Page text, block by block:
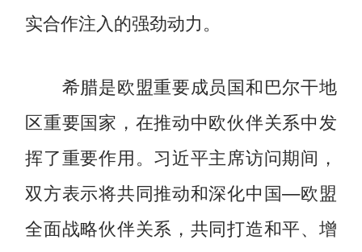
实合作注入的强劲动力。
希腊是欧盟重要成员国和巴尔干地
区重要国家，在推动中欧伙伴关系中发
挥了重要作用。习近平主席访问期间，
双方表示将共同推动和深化中国—欧盟
全面战略伙伴关系，共同打造和平、增